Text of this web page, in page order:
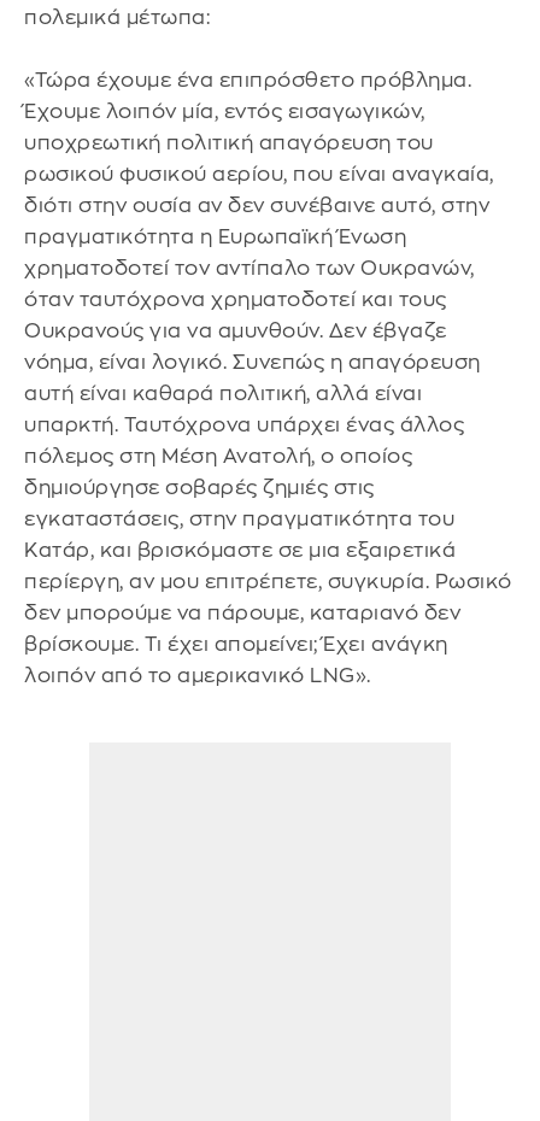
πολεμικά μέτωπα:
«Τώρα έχουμε ένα επιπρόσθετο πρόβλημα.
Έχουμε λοιπόν μία, εντός εισαγωγικών,
υποχρεωτική πολιτική απαγόρευση του
ρωσικού φυσικού αερίου, που είναι αναγκαία,
διότι στην ουσία αν δεν συνέβαινε αυτό, στην
πραγματικότητα η Ευρωπαϊκή Ένωση
χρηματοδοτεί τον αντίπαλο των Ουκρανών,
όταν ταυτόχρονα χρηματοδοτεί και τους
Ουκρανούς για να αμυνθούν. Δεν έβγαζε
νόημα, είναι λογικό. Συνεπώς η απαγόρευση
αυτή είναι καθαρά πολιτική, αλλά είναι
υπαρκτή. Ταυτόχρονα υπάρχει ένας άλλος
πόλεμος στη Μέση Ανατολή, ο οποίος
δημιούργησε σοβαρές ζημιές στις
εγκαταστάσεις, στην πραγματικότητα του
Κατάρ, και βρισκόμαστε σε μια εξαιρετικά
περίεργη, αν μου επιτρέπετε, συγκυρία. Ρωσικό
δεν μπορούμε να πάρουμε, καταριανό δεν
βρίσκουμε. Τι έχει απομείνει; Έχει ανάγκη
λοιπόν από το αμερικανικό LNG».